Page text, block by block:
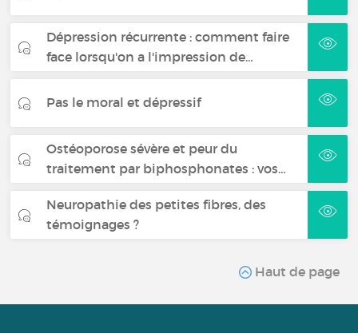
Dépression récurrente : comment faire
face lorsqu'on a l'impression de…
Pas le moral et dépressif
Ostéoporose sévère et peur du
traitement par biphosphonates : vos…
Neuropathie des petites fibres, des
témoignages ?
Haut de page